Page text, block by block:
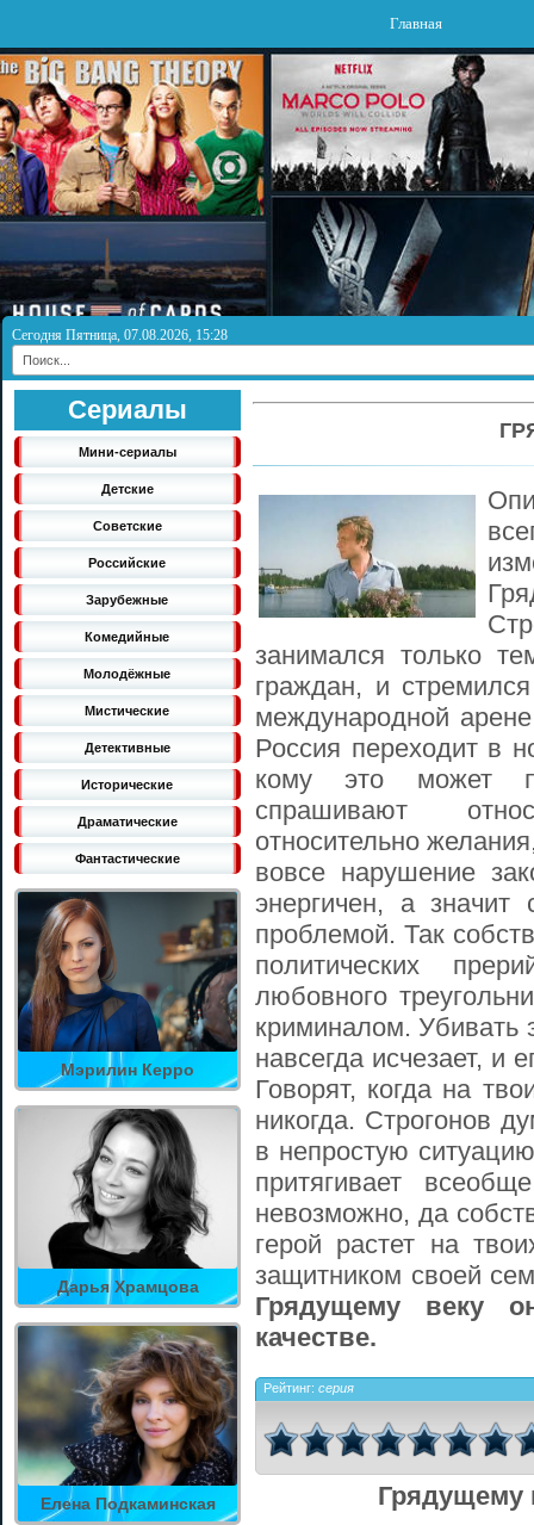
Главная
Сегодня Пятница, 07.08.2026, 15:28
Сериалы
Мини-сериалы
Детские
Советские
Российские
Зарубежные
Комедийные
Молодёжные
Мистические
Детективные
Исторические
Драматические
Фантастические
Мэрилин Керро
Дарья Храмцова
Елена Подкаминская
занимался только
граждан, и
международной
Россия переходит в
кому это может
спрашивают
относительно
вовсе нарушение
энергичен, а
проблемой. Так
политических
любовного
криминалом. Убивать
навсегда исчезает, и
Говорят, когда на
никогда. Строгонов
в непростую
притягивает
невозможно, да
герой растет на
защитником своей
Грядущему веку
качестве.
Рейтинг: серия
Грядущему